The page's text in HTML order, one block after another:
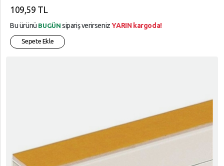
109,59 TL
Bu ürünü BUGÜN sipariş verirsenizYARIN kargoda!
Sepete Ekle